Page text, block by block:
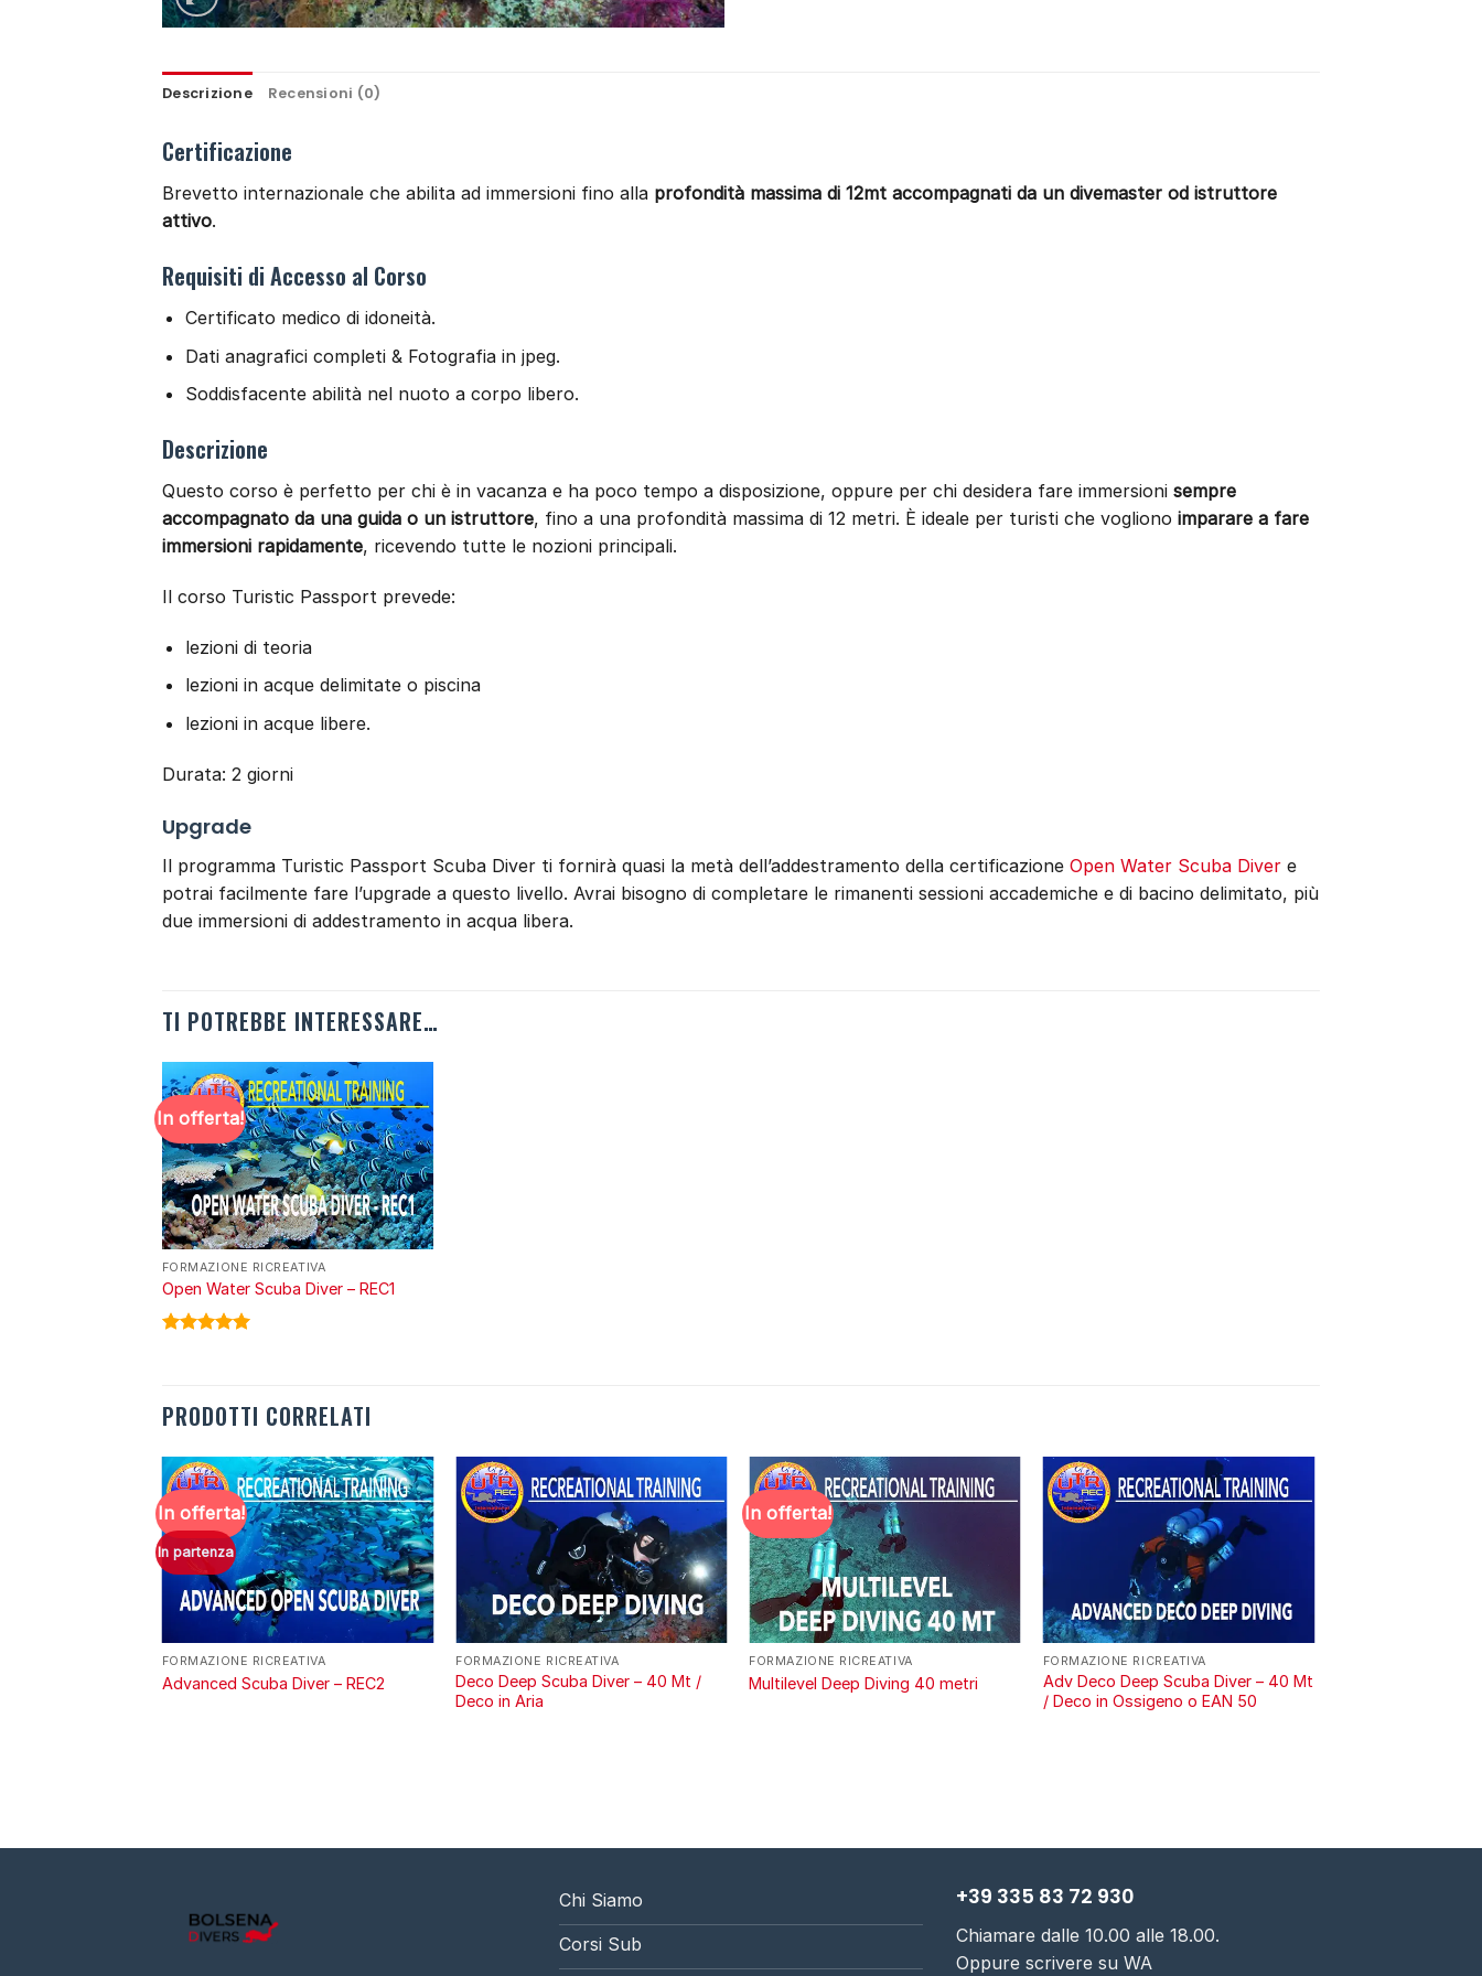
Descrizione Recensioni (0)
Certificazione
Brevetto internazionale che abilita ad immersioni fino alla profondità massima di 12mt accompagnati da un divemaster od istruttore
attivo.
Requisiti di Accesso al Corso
Certificato medico di idoneità.
Dati anagrafici completi & Fotografia in jpeg.
Soddisfacente abilità nel nuoto a corpo libero.
Descrizione
Questo corso è perfetto per chi è in vacanza e ha poco tempo a disposizione, oppure per chi desidera fare immersioni sempre
accompagnato da una guida o un istruttore, fino a una profondità massima di 12 metri. È ideale per turisti che vogliono imparare a fare
immersioni rapidamente, ricevendo tutte le nozioni principali.
Il corso Turistic Passport prevede:
lezioni di teoria
lezioni in acque delimitate o piscina
lezioni in acque libere.
Durata: 2 giorni
Upgrade
Il programma Turistic Passport Scuba Diver ti fornirà quasi la metà dell’addestramento della certificazione Open Water Scuba Diver e
potrai facilmente fare l’upgrade a questo livello. Avrai bisogno di completare le rimanenti sessioni accademiche e di bacino delimitato, più
due immersioni di addestramento in acqua libera.
TI POTREBBE INTERESSARE…
In offerta!
FORMAZIONE RICREATIVA
Open Water Scuba Diver – REC1
PRODOTTI CORRELATI
In offerta!
In partenza
FORMAZIONE RICREATIVA
Advanced Scuba Diver – REC2
FORMAZIONE RICREATIVA
Deco Deep Scuba Diver – 40 Mt /
Deco in Aria
In offerta!
FORMAZIONE RICREATIVA
Multilevel Deep Diving 40 metri
FORMAZIONE RICREATIVA
Adv Deco Deep Scuba Diver – 40 Mt
/ Deco in Ossigeno o EAN 50
Chi Siamo
Corsi Sub
+39 335 83 72 930
Chiamare dalle 10.00 alle 18.00.
Oppure scrivere su WA